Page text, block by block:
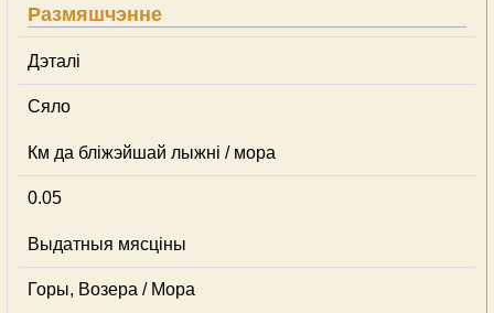
Размяшчэнне
Дэталі
Сяло
Км да бліжэйшай лыжні / мора
0.05
Выдатныя мясціны
Горы, Возера / Мора